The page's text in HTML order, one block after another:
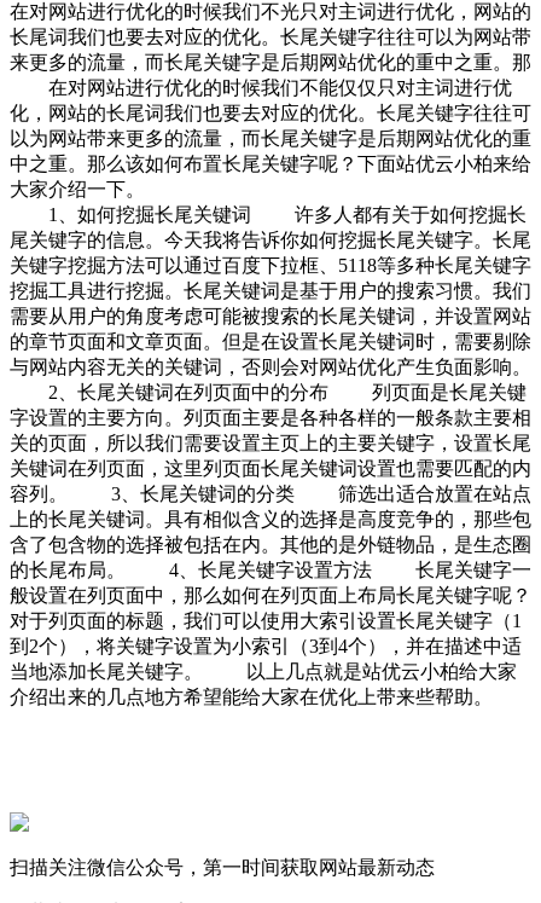
在对网站进行优化的时候我们不光只对主词进行优化，网站的
长尾词我们也要去对应的优化。长尾关键字往往可以为网站带
来更多的流量，而长尾关键字是后期网站优化的重中之重。那
在对网站进行优化的时候我们不能仅仅只对主词进行优
化，网站的长尾词我们也要去对应的优化。长尾关键字往往可
以为网站带来更多的流量，而长尾关键字是后期网站优化的重
中之重。那么该如何布置长尾关键字呢？下面站优云小柏来给
大家介绍一下。
1、如何挖掘长尾关键词 许多人都有关于如何挖掘长
尾关键字的信息。今天我将告诉你如何挖掘长尾关键字。长尾
关键字挖掘方法可以通过百度下拉框、5118等多种长尾关键字
挖掘工具进行挖掘。长尾关键词是基于用户的搜索习惯。我们
需要从用户的角度考虑可能被搜索的长尾关键词，并设置网站
的章节页面和文章页面。但是在设置长尾关键词时，需要剔除
与网站内容无关的关键词，否则会对网站优化产生负面影响。
2、长尾关键词在列页面中的分布 列页面是长尾关键
字设置的主要方向。列页面主要是各种各样的一般条款主要相
关的页面，所以我们需要设置主页上的主要关键字，设置长尾
关键词在列页面，这里列页面长尾关键词设置也需要匹配的内
容列。 3、长尾关键词的分类 筛选出适合放置在站点
上的长尾关键词。具有相似含义的选择是高度竞争的，那些包
含了包含物的选择被包括在内。其他的是外链物品，是生态圈
的长尾布局。 4、长尾关键字设置方法 长尾关键字一
般设置在列页面中，那么如何在列页面上布局长尾关键字呢？
对于列页面的标题，我们可以使用大索引设置长尾关键字（1
到2个），将关键字设置为小索引（3到4个），并在描述中适
当地添加长尾关键字。 以上几点就是站优云小柏给大家
介绍出来的几点地方希望能给大家在优化上带来些帮助。
扫描关注微信公众号，第一时间获取网站最新动态